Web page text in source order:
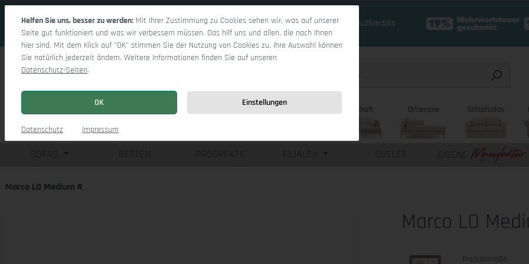
19 Tage 11h:25m:53s
Wohnlandschaft Ottomane Schlafsofas
BETTEN PROSPEKTE FILIALEN OUTLET EIGENE
Marco LO Medium R
Marco LO
Produktmaße
Helfen Sie uns, besser zu werden: Mit Ihrer Zustimmung zu Cookies sehen wir, was auf unserer
Seite gut funktioniert und was wir verbessern müssen. Das hilf uns und allen, die nach Ihnen
hier sind. Mit dem Klick auf "OK" stimmen Sie der Nutzung von Cookies zu. Ihre Auswahl können
Sie natürlich jederzeit ändern. Weitere Informationen finden Sie auf unseren
Datenschutz-Seiten.
OK Einstellungen
Datenschutz Impressum